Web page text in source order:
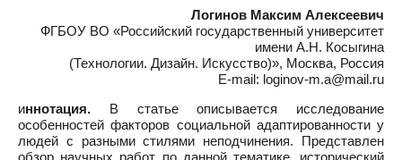
Логинов Максим Алексеевич
ФГБОУ ВО «Российский государственный университет
имени А.Н. Косыгина
(Технологии. Дизайн. Искусство)», Москва, Россия
E-mail: loginov-m.a@mail.ru
иннотация. В статье описывается исследование
особенностей факторов социальной адаптированности у
людей с разными стилями неподчинения. Представлен
обзор научных работ по данной тематике, исторический